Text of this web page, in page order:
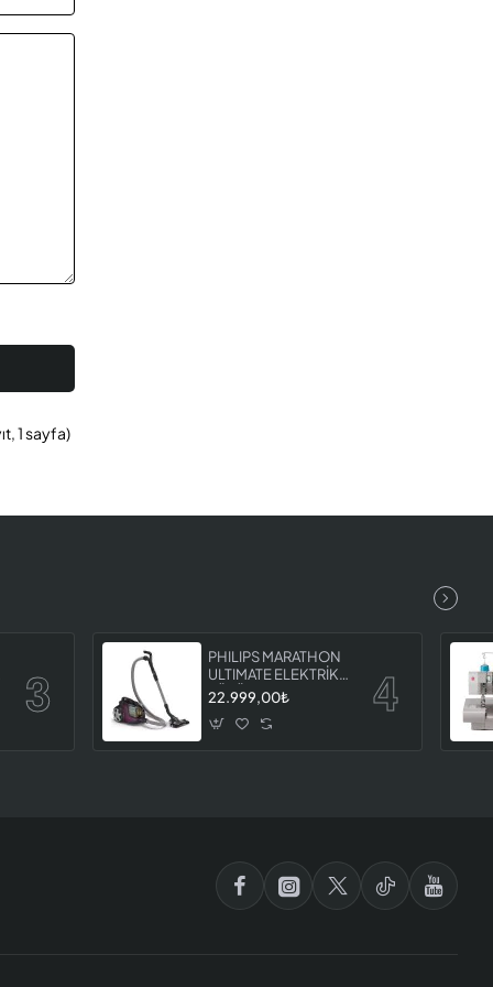
1 sayfa)
PHILIPS MARATHON
ULTIMATE ELEKTRİKLİ
SÜPÜRGE XB9155 07
22.999,00₺